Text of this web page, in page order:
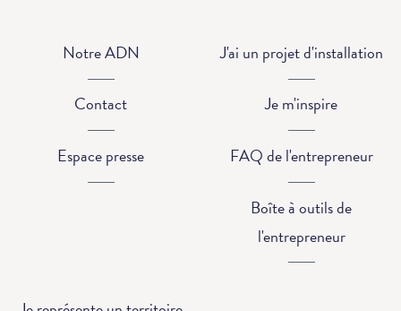
Notre ADN
Contact
Espace presse
J'ai un projet d'installation
Je m'inspire
FAQ de l'entrepreneur
Boîte à outils de
l'entrepreneur